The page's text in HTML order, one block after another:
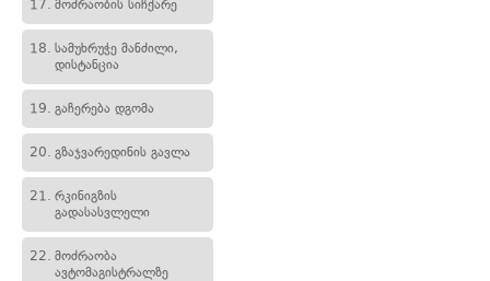
17. მოძრაობის სიჩქარე
18. სამუხრუჭე მანძილი,
დისტანცია
19. გაჩერება დგომა
20. გზაჯვარედინის გავლა
21. რკინიგზის
გადასასვლელი
22. მოძრაობა
ავტომაგისტრალზე